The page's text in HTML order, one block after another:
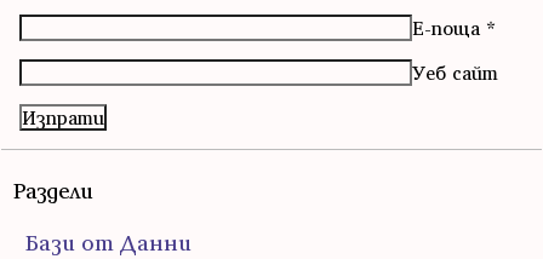
Е-поща *
Уеб сайт
Раздели
Бази от Данни